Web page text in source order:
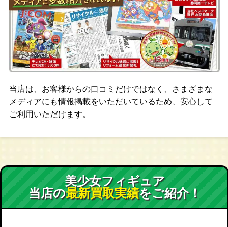
当店は、お客様からの口コミだけではなく、さまざまな
メディアにも情報掲載をいただいているため、安心して
ご利用いただけます。
美少女フィギュア
当店の最新買取実績をご紹介！